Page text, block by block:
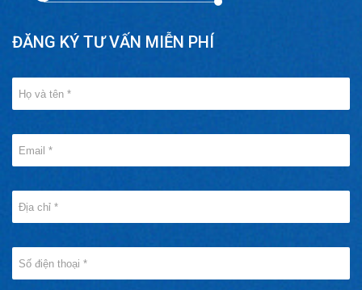
ĐĂNG KÝ TƯ VẤN MIỄN PHÍ